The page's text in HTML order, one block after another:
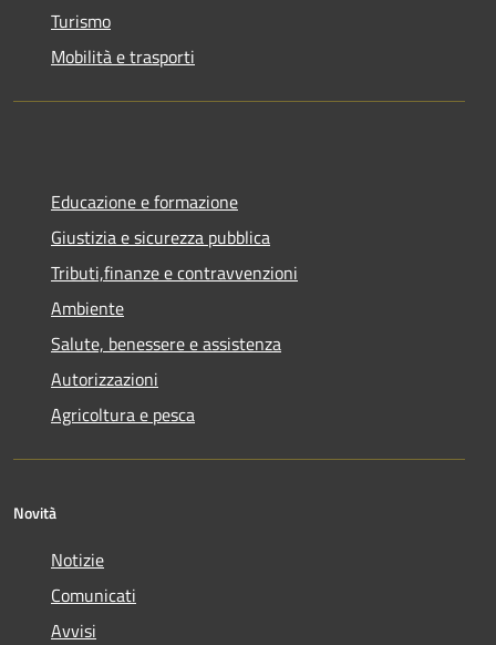
Turismo
Mobilità e trasporti
Educazione e formazione
Giustizia e sicurezza pubblica
Tributi,finanze e contravvenzioni
Ambiente
Salute, benessere e assistenza
Autorizzazioni
Agricoltura e pesca
Novità
Notizie
Comunicati
Avvisi